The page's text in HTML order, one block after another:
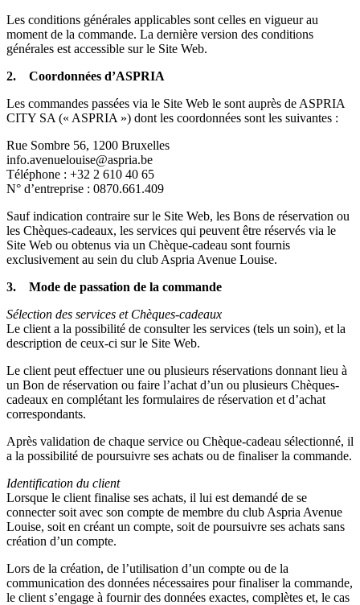
Les conditions générales applicables sont celles en vigueur au
moment de la commande. La dernière version des conditions
générales est accessible sur le Site Web.
2. Coordonnées d’ASPRIA
Les commandes passées via le Site Web le sont auprès de ASPRIA
CITY SA (« ASPRIA ») dont les coordonnées sont les suivantes :
Rue Sombre 56, 1200 Bruxelles
info.avenuelouise@aspria.be
Téléphone : +32 2 610 40 65
N° d’entreprise : 0870.661.409
Sauf indication contraire sur le Site Web, les Bons de réservation ou
les Chèques-cadeaux, les services qui peuvent être réservés via le
Site Web ou obtenus via un Chèque-cadeau sont fournis
exclusivement au sein du club Aspria Avenue Louise.
3. Mode de passation de la commande
Sélection des services et Chèques-cadeaux
Le client a la possibilité de consulter les services (tels un soin), et la
description de ceux-ci sur le Site Web.
Le client peut effectuer une ou plusieurs réservations donnant lieu à
un Bon de réservation ou faire l’achat d’un ou plusieurs Chèques-
cadeaux en complétant les formulaires de réservation et d’achat
correspondants.
Après validation de chaque service ou Chèque-cadeau sélectionné, il
a la possibilité de poursuivre ses achats ou de finaliser la commande.
Identification du client
Lorsque le client finalise ses achats, il lui est demandé de se
connecter soit avec son compte de membre du club Aspria Avenue
Louise, soit en créant un compte, soit de poursuivre ses achats sans
création d’un compte.
Lors de la création, de l’utilisation d’un compte ou de la
communication des données nécessaires pour finaliser la commande,
le client s’engage à fournir des données exactes, complètes et, le cas